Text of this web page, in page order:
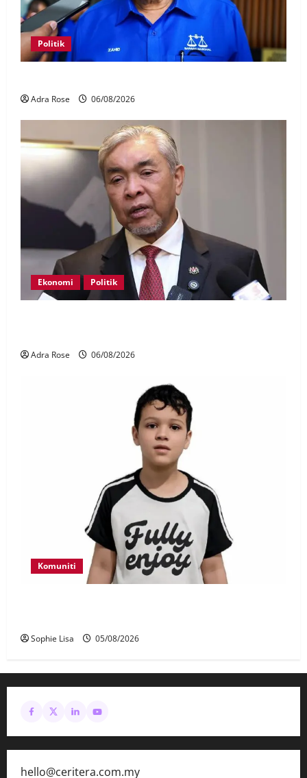
Politik
Adra Rose 06/08/2026
Ekonomi Politik
Adra Rose 06/08/2026
Komuniti
Sophie Lisa 05/08/2026
hello@ceritera.com.my